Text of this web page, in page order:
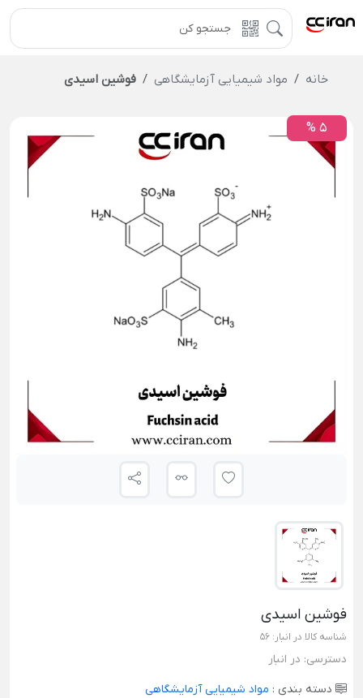
خانه مواد شیمیایی آزمایشگاهی فوشین اسیدی
5 %
فوشین اسیدی
شناسه کالا در انبار: 56
دسترسی: در انبار
دسته بندی : مواد شیمیایی آزمایشگاهی